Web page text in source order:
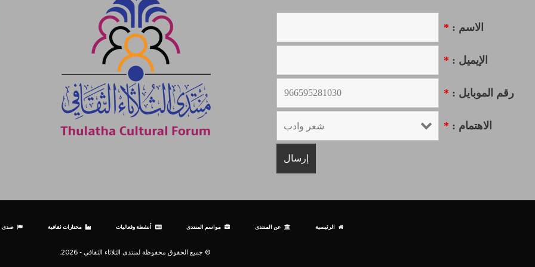
الاسم : *
الإيميل : *
رقم الموبايل : *
الاهتمام : *
الرئيسية عن المنتدى مواسم المنتدى أنشطة وفعاليات مختارات ثقافية صدى
© جميع الحقوق محفوظة لمنتدى الثلاثاء الثقافي - 2026.